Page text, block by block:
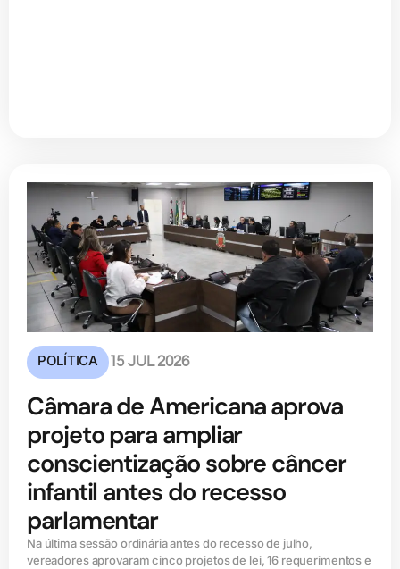
POLÍTICA 15 JUL 2026
Câmara de Americana aprova
projeto para ampliar
conscientização sobre câncer
infantil antes do recesso
parlamentar
Na última sessão ordinária antes do recesso de julho,
vereadores aprovaram cinco projetos de lei, 16 requerimentos e